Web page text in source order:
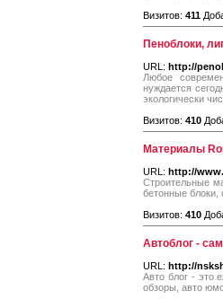
Визитов: 411
Пеноблоки,
URL: http://
Любое
нуждается
экологически
Визитов: 410
Материалы
URL: http://
Строительные
бетонные блоки,
Визитов: 410
Автоблог -
URL: http://
Авто блог - это
обзоры, авто